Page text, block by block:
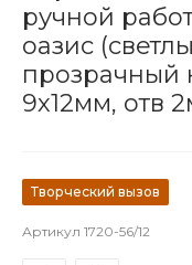
ручной
оазис
прозрачный
9х12мм, отв
Творческий вызов
Артикул 1720-56/12